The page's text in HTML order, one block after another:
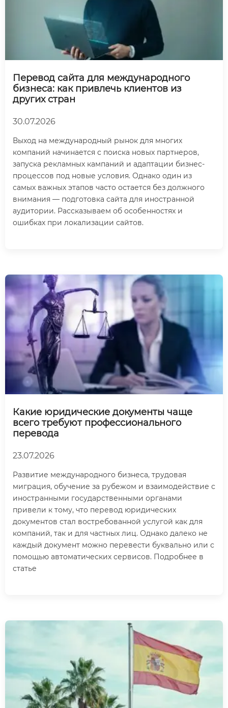
Перевод сайта для международного
бизнеса: как привлечь клиентов из
других стран
30.07.2026
Выход на международный рынок для многих
компаний начинается с поиска новых партнеров,
запуска рекламных кампаний и адаптации бизнес-
процессов под новые условия. Однако один из
самых важных этапов часто остается без должного
внимания — подготовка сайта для иностранной
аудитории. Рассказываем об особенностях и
ошибках при локализации сайтов.
Какие юридические документы чаще
всего требуют профессионального
перевода
23.07.2026
Развитие международного бизнеса, трудовая
миграция, обучение за рубежом и взаимодействие с
иностранными государственными органами
привели к тому, что перевод юридических
документов стал востребованной услугой как для
компаний, так и для частных лиц. Однако далеко не
каждый документ можно перевести буквально или с
помощью автоматических сервисов. Подробнее в
статье